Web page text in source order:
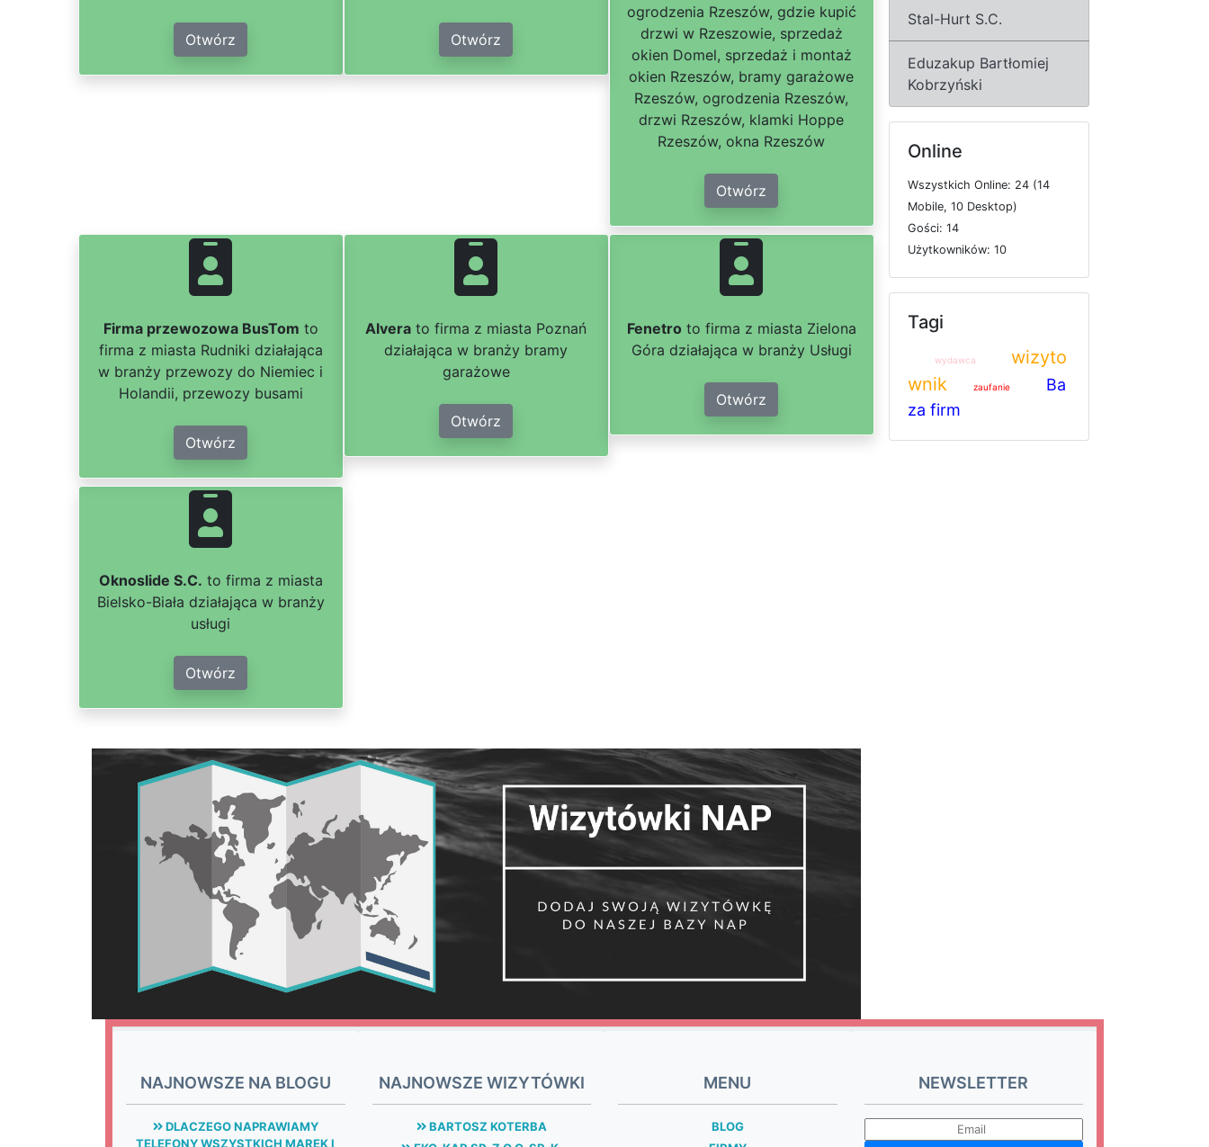
Otwórz Otwórz
ogrodzenia Rzeszów, gdzie kupić
drzwi w Rzeszowie, sprzedaż
okien Domel, sprzedaż i montaż
okien Rzeszów, bramy garażowe
Rzeszów, ogrodzenia Rzeszów,
drzwi Rzeszów, klamki Hoppe
Rzeszów, okna Rzeszów
Otwórz
Firma przewozowa BusTom to
firma z miasta Rudniki działająca
w branży przewozy do Niemiec i
Holandii, przewozy busami
Otwórz
Alvera to firma z miasta Poznań
działająca w branży bramy
garażowe
Otwórz
Fenetro to firma z miasta Zielona
Góra działająca w branży Usługi
Otwórz
Oknoslide S.C. to firma z miasta
Bielsko-Biała działająca w branży
usługi
Otwórz
Stal-Hurt S.C.
Eduzakup Bartłomiej
Kobrzyński
Online
Wszystkich Online: 24 (14
Mobile, 10 Desktop)
Gości: 14
Użytkowników: 10
Tagi
wydawca
wizyto
wnik
zaufanie
Ba
za firm
NAJNOWSZE NA BLOGU
DLACZEGO NAPRAWIAMY
TELEFONY WSZYSTKICH MAREK I
NAJNOWSZE WIZYTÓWKI
BARTOSZ KOTERBA
MENU
BLOG
NEWSLETTER